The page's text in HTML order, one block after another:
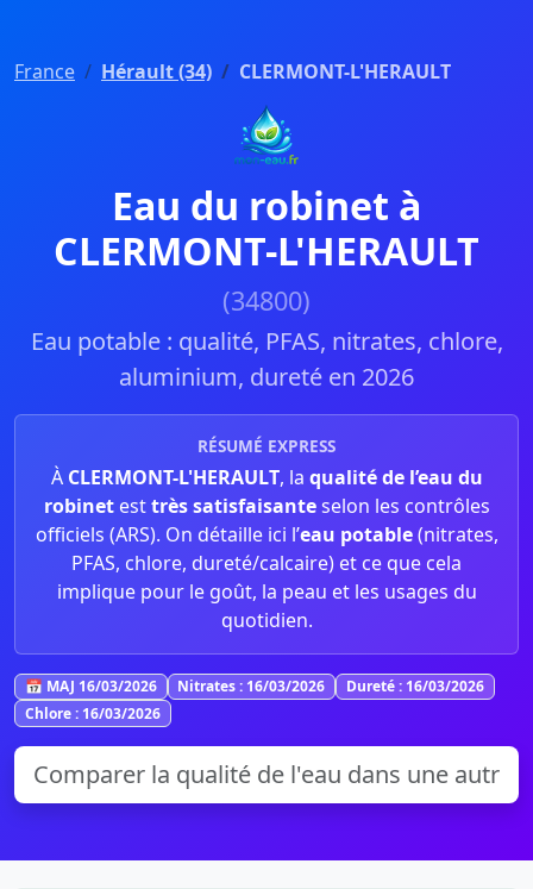
France Hérault (34) CLERMONT-L'HERAULT
Eau du robinet à
CLERMONT-L'HERAULT
(34800)
Eau potable : qualité, PFAS, nitrates, chlore,
aluminium, dureté en 2026
RÉSUMÉ EXPRESS
À CLERMONT-L'HERAULT, la qualité de l’eau du
robinetesttrès satisfaisanteselon les contrôles
officiels (ARS). On détaille ici l’eau potable(nitrates,
PFAS, chlore, dureté/calcaire) et ce que cela
implique pour le goût, la peau et les usages du
quotidien.
📅 MAJ 16/03/2026 Nitrates : 16/03/2026
Dureté : 16/03/2026
Chlore : 16/03/2026